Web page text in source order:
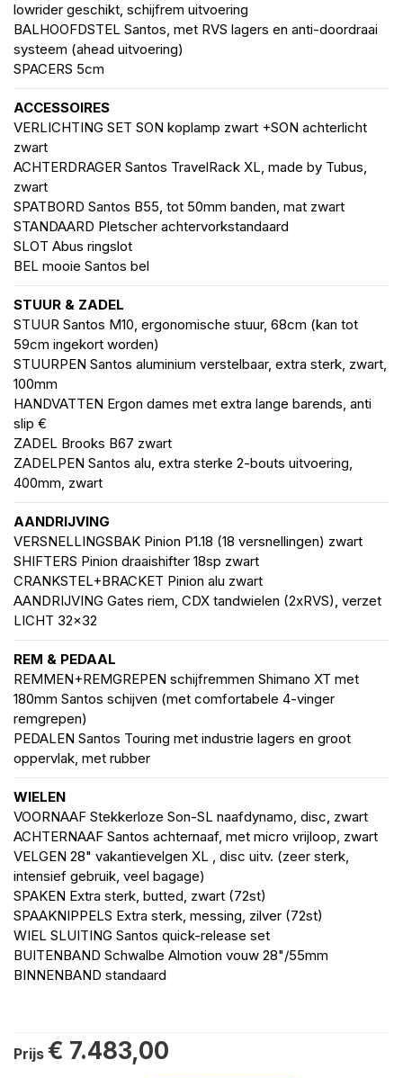
lowrider geschikt, schijfrem uitvoering
BALHOOFDSTEL Santos, met RVS lagers en anti-doordraai
systeem (ahead uitvoering)
SPACERS 5cm
ACCESSOIRES
VERLICHTING SET SON koplamp zwart +SON achterlicht
zwart
ACHTERDRAGER Santos TravelRack XL, made by Tubus,
zwart
SPATBORD Santos B55, tot 50mm banden, mat zwart
STANDAARD Pletscher achtervorkstandaard
SLOT Abus ringslot
BEL mooie Santos bel
STUUR & ZADEL
STUUR Santos M10, ergonomische stuur, 68cm (kan tot
59cm ingekort worden)
STUURPEN Santos aluminium verstelbaar, extra sterk, zwart,
100mm
HANDVATTEN Ergon dames met extra lange barends, anti
slip €
ZADEL Brooks B67 zwart
ZADELPEN Santos alu, extra sterke 2-bouts uitvoering,
400mm, zwart
AANDRIJVING
VERSNELLINGSBAK Pinion P1.18 (18 versnellingen) zwart
SHIFTERS Pinion draaishifter 18sp zwart
CRANKSTEL+BRACKET Pinion alu zwart
AANDRIJVING Gates riem, CDX tandwielen (2xRVS), verzet
LICHT 32x32
REM & PEDAAL
REMMEN+REMGREPEN schijfremmen Shimano XT met
180mm Santos schijven (met comfortabele 4-vinger
remgrepen)
PEDALEN Santos Touring met industrie lagers en groot
oppervlak, met rubber
WIELEN
VOORNAAF Stekkerloze Son-SL naafdynamo, disc, zwart
ACHTERNAAF Santos achternaaf, met micro vrijloop, zwart
VELGEN 28" vakantievelgen XL , disc uitv. (zeer sterk,
intensief gebruik, veel bagage)
SPAKEN Extra sterk, butted, zwart (72st)
SPAAKNIPPELS Extra sterk, messing, zilver (72st)
WIEL SLUITING Santos quick-release set
BUITENBAND Schwalbe Almotion vouw 28"/55mm
BINNENBAND standaard
Prijs € 7.483,00